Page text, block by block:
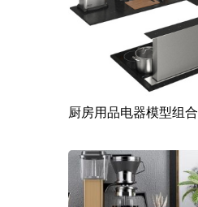
厨房用品电器模型组合